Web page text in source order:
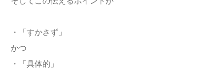
・「すかさず」
かつ
・「具体的」